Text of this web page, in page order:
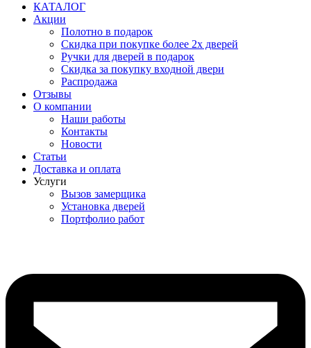
КАТАЛОГ
Акции
Полотно в подарок
Скидка при покупке более 2х дверей
Ручки для дверей в подарок
Скидка за покупку входной двери
Распродажа
Отзывы
О компании
Наши работы
Контакты
Новости
Статьи
Доставка и оплата
Услуги
Вызов замерщика
Установка дверей
Портфолио работ